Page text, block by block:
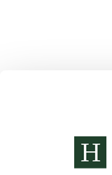
Noticias Por
Feliz Navidad